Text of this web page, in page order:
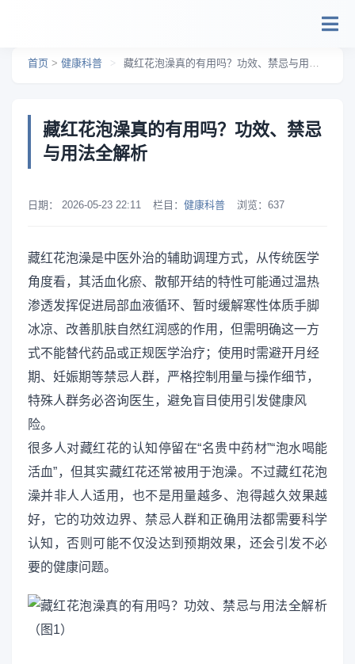
首页 > 健康科普 > 藏红花泡澡真的有用吗？功效、禁忌与用法全解析
藏红花泡澡真的有用吗？功效、禁忌
与用法全解析
日期： 2026-05-23 22:11 栏目： 健康科普 浏览： 637
藏红花泡澡是中医外治的辅助调理方式，从传统医学
角度看，其活血化瘀、散郁开结的特性可能通过温热
渗透发挥促进局部血液循环、暂时缓解寒性体质手脚
冰凉、改善肌肤自然红润感的作用，但需明确这一方
式不能替代药品或正规医学治疗；使用时需避开月经
期、妊娠期等禁忌人群，严格控制用量与操作细节，
特殊人群务必咨询医生，避免盲目使用引发健康风
险。
很多人对藏红花的认知停留在“名贵中药材”“泡水喝能
活血”，但其实藏红花还常被用于泡澡。不过藏红花泡
澡并非人人适用，也不是用量越多、泡得越久效果越
好，它的功效边界、禁忌人群和正确用法都需要科学
认知，否则可能不仅没达到预期效果，还会引发不必
要的健康问题。